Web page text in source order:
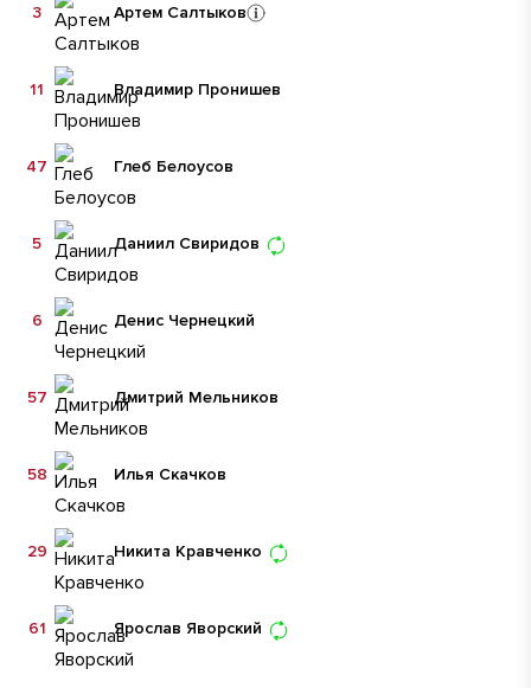
Артем Салтыков
3
Владимир Пронишев
11
Глеб Белоусов
47
Даниил Свиридов
5
Денис Чернецкий
6
Дмитрий Мельников
57
Илья Скачков
58
Никита Кравченко
29
Ярослав Яворский
61